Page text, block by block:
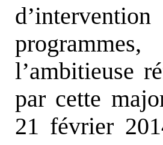
l’ambitieuse
par cette
21 février